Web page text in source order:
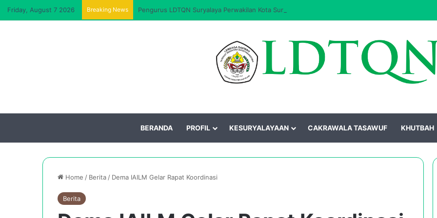
Friday, August 7 2026 Breaking News Pengurus LDTQN Suryalaya Perwakilan Kota Surakarta Masa Khidmat 2026–2031 Resmi Dilantik
BERANDA PROFIL KESURYALAYAAN CAKRAWALA TASAWUF KHUTBAH
Home / Berita / Dema IAILM Gelar Rapat Koordinasi
Berita